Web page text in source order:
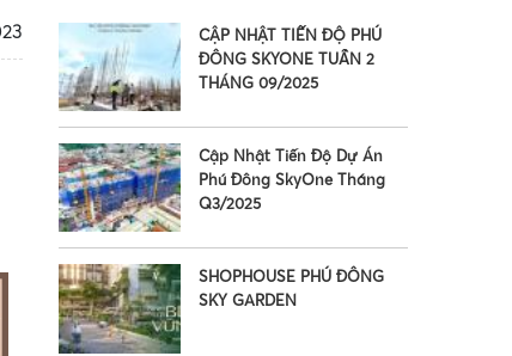
CẬP NHẬT TIẾN ĐỘ PHÚ
ĐÔNG SKYONE TUẦN 2
THÁNG 09/2025
Cập Nhật Tiến Độ Dự Án
Phú Đông SkyOne Tháng
Q3/2025
SHOPHOUSE PHÚ ĐÔNG
SKY GARDEN